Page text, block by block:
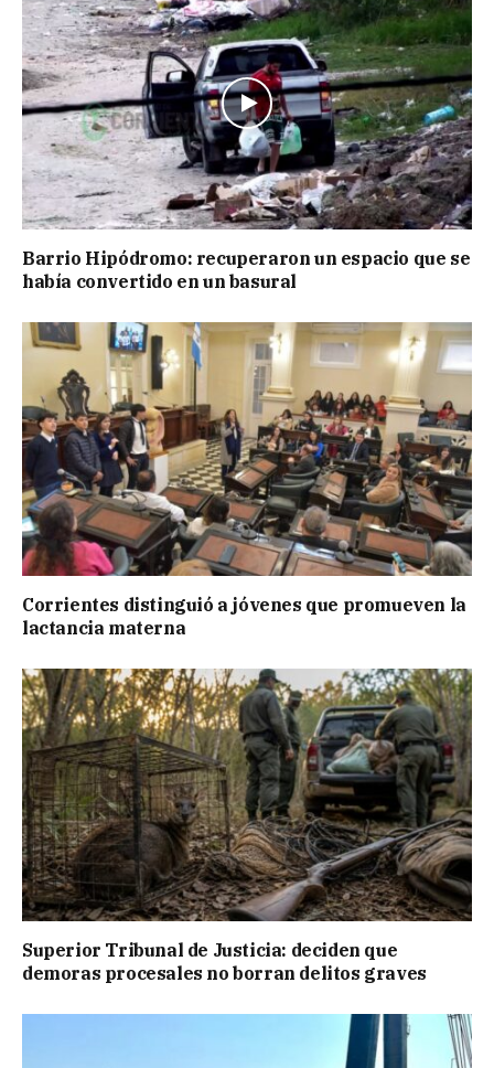
Barrio Hipódromo: recuperaron un espacio que se
había convertido en un basural
Corrientes distinguió a jóvenes que promueven la
lactancia materna
Superior Tribunal de Justicia: deciden que
demoras procesales no borran delitos graves